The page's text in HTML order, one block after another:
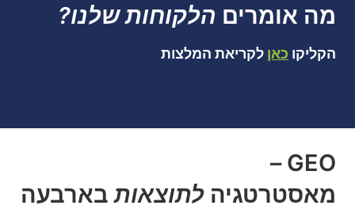
מה אומרים הלקוחות שלנו?
הקליקו כאן לקריאת המלצות
GEO –
מאסטרטגיה לתוצאותבארבעה